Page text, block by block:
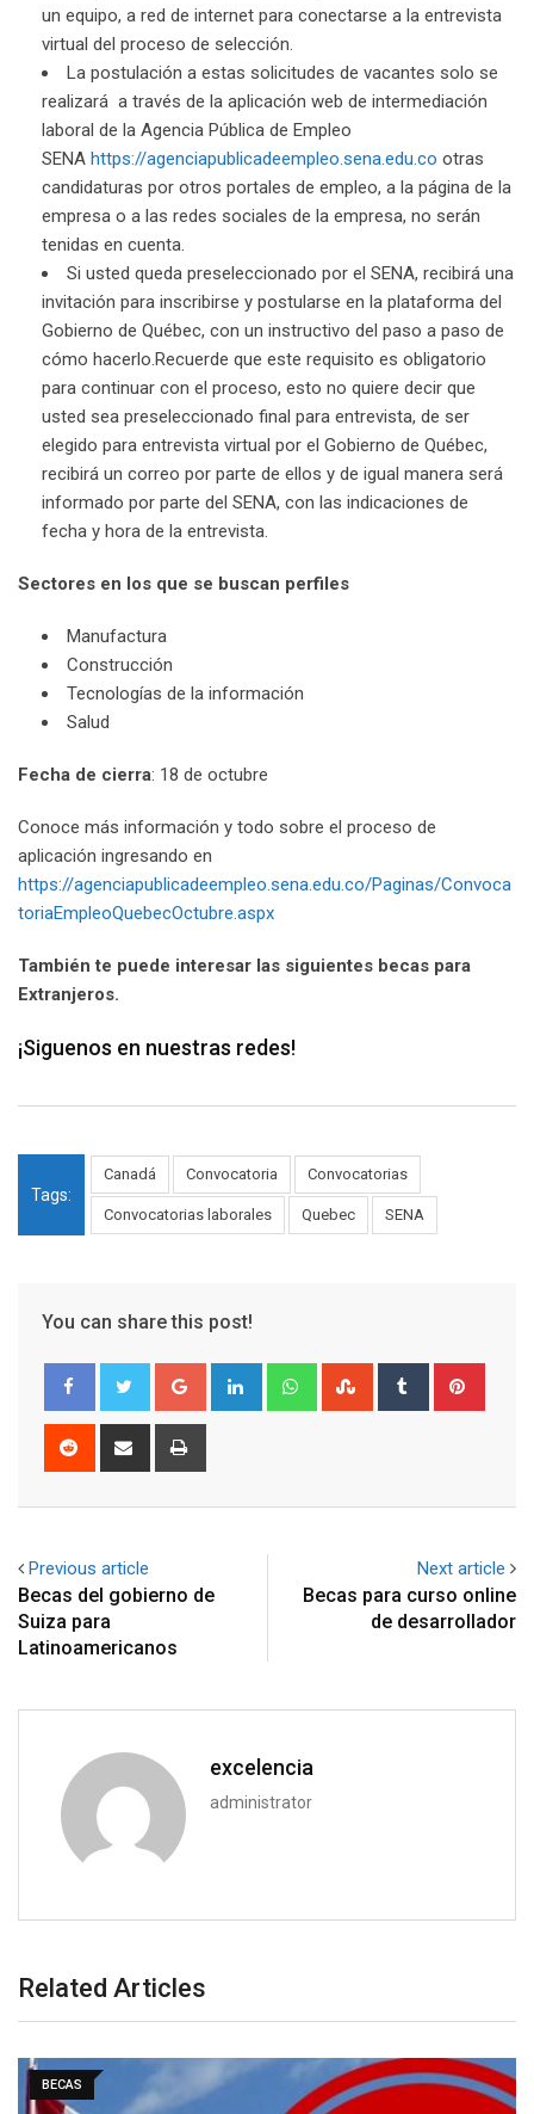
un equipo, a red de internet para conectarse a la entrevista
virtual del proceso de selección.
La postulación a estas solicitudes de vacantes solo se
realizará a través de la aplicación web de intermediación
laboral de la Agencia Pública de Empleo
SENA https://agenciapublicadeempleo.sena.edu.co otras
candidaturas por otros portales de empleo, a la página de la
empresa o a las redes sociales de la empresa, no serán
tenidas en cuenta.
Si usted queda preseleccionado por el SENA, recibirá una
invitación para inscribirse y postularse en la plataforma del
Gobierno de Québec, con un instructivo del paso a paso de
cómo hacerlo.Recuerde que este requisito es obligatorio
para continuar con el proceso, esto no quiere decir que
usted sea preseleccionado final para entrevista, de ser
elegido para entrevista virtual por el Gobierno de Québec,
recibirá un correo por parte de ellos y de igual manera será
informado por parte del SENA, con las indicaciones de
fecha y hora de la entrevista.
Sectores en los que se buscan perfiles
Manufactura
Construcción
Tecnologías de la información
Salud
Fecha de cierra: 18 de octubre
Conoce más información y todo sobre el proceso de
aplicación ingresando en
https://agenciapublicadeempleo.sena.edu.co/Paginas/Convoca
toriaEmpleoQuebecOctubre.aspx
También te puede interesar las siguientes becas para
Extranjeros.
¡Siguenos en nuestras redes!
Tags:
Canadá Convocatoria Convocatorias
Convocatorias laborales Quebec SENA
You can share this post!
Google+ LinkedIn WhatsappStumbleUpon
Tumblr
Reddit
Share
Previous article
Becas del gobierno de
Suiza para
Latinoamericanos
Next article
Becas para curso online
de desarrollador
excelencia
administrator
Related Articles
BECAS